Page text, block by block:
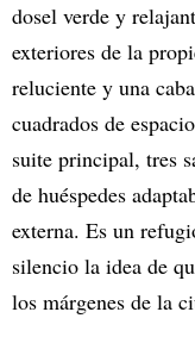
dosel verde y
exteriores de la
reluciente y una
cuadrados de
suite principal, tres
de huéspedes
externa. Es un
silencio la idea de
los márgenes de la